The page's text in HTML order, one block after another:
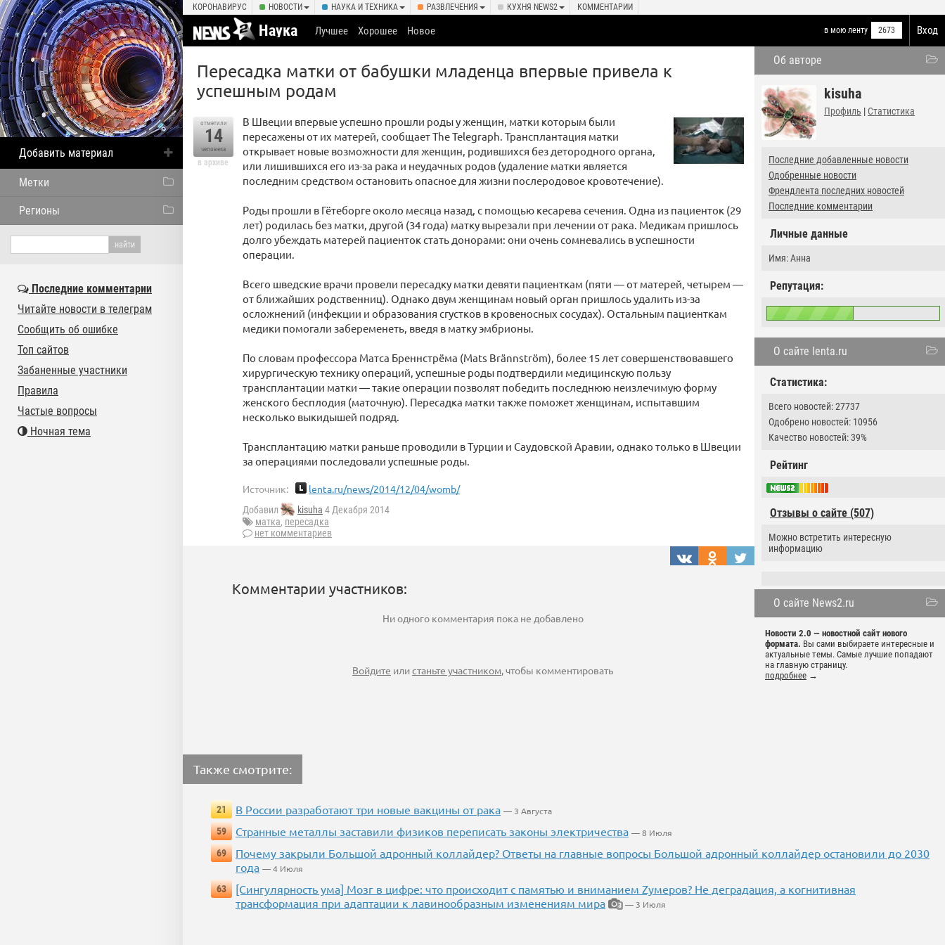
КОРОНАВИРУС НОВОСТИ НАУКА И ТЕХНИКА РАЗВЛЕЧЕНИЯ КУХНЯ NEWS2 КОММЕНТАРИИ
Вход
Наука в мою ленту 2673
Лучшее Хорошее Новое
Об авторе
kisuha
Профиль | Статистика
Последние добавленные новости
Одобренные новости
Френдлента последних новостей
Последние комментарии
Личные данные
Имя: Анна
Репутация:
О сайте lenta.ru
Статистика:
Всего новостей: 27737
Одобрено новостей: 10956
Качество новостей: 39%
Рейтинг
Отзывы о сайте (507)
Можно встретить интересную
информацию
О сайте News2.ru
Новости 2.0 — новостной сайт нового
формата. Вы сами выбираете интересные и
актуальные темы. Самые лучшие попадают
на главную страницу.
подробнее →
Пересадка матки от бабушки младенца впервые привела к
успешным родам
отметили
14
человека
в архиве
В Швеции впервые успешно прошли роды у женщин, матки которым были
пересажены от их матерей, сообщает The Telegraph. Трансплантация матки
открывает новые возможности для женщин, родившихся без детородного органа,
или лишившихся его из-за рака и неудачных родов (удаление матки является
последним средством остановить опасное для жизни послеродовое кровотечение).
Роды прошли в Гётеборге около месяца назад, с помощью кесарева сечения. Одна из пациенток (29
лет) родилась без матки, другой (34 года) матку вырезали при лечении от рака. Медикам пришлось
долго убеждать матерей пациенток стать донорами: они очень сомневались в успешности
операции.
Всего шведские врачи провели пересадку матки девяти пациенткам (пяти — от матерей, четырем —
от ближайших родственниц). Однако двум женщинам новый орган пришлось удалить из-за
осложнений (инфекции и образования сгустков в кровеносных сосудах). Остальным пациенткам
медики помогали забеременеть, введя в матку эмбрионы.
По словам профессора Матса Бреннстрёма (Mats Brännström), более 15 лет совершенствовавшего
хирургическую технику операций, успешные роды подтвердили медицинскую пользу
трансплантации матки — такие операции позволят победить последнюю неизлечимую форму
женского бесплодия (маточную). Пересадка матки также поможет женщинам, испытавшим
несколько выкидышей подряд.
Трансплантацию матки раньше проводили в Турции и Саудовской Аравии, однако только в Швеции
за операциями последовали успешные роды.
Источник: lenta.ru/news/2014/12/04/womb/
Добавил kisuha 4 Декабря 2014
матка, пересадка
нет комментариев
Комментарии участников:
Ни одного комментария пока не добавлено
Войдите илистаньте участником, чтобы комментировать
Также смотрите:
21 В России разработают три новые вакцины от рака — 3 Августа
59
Странные металлы заставили физиков переписать законы электричества — 8 Июля
69
Почему закрыли Большой адронный коллайдер? Ответы на главные вопросы Большой адронный коллайдер остановили до 2030
года — 4 Июля
63
[Сингулярность ума] Мозг в цифре: что происходит с памятью и вниманием Zумеров? Не деградация, а когнитивная
трансформация при адаптации к лавинообразным изменениям мира
3 — 3 Июля
Добавить материал
Метки
Регионы
Последние комментарии
Читайте новости в телеграм
Сообщить об ошибке
Топ сайтов
Забаненные участники
Правила
Частые вопросы
Ночная тема